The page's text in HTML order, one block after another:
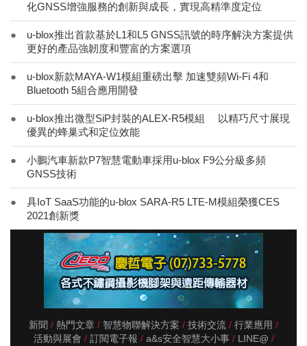
化GNSS增強服務的創新與成長，實現高精準度定位
●
u-blox推出首款基於L1和L5 GNSS訊號的時序解決方案提供
更好的產品強韌度和豐富的方案選項
●
u-blox新款MAYA-W1模組重磅出擊 加速雙頻Wi-Fi 4和
Bluetooth 5組合應用開發
●
u-blox推出微型SiP封裝的ALEX-R5模組 以精巧尺寸展現
優異的蜂巢式和定位效能
●
小鵬汽車新款P7智慧電動車採用u-blox F9公分級多頻
GNSS技術
●
具IoT SaaS功能的u-blox SARA-R5 LTE-M模組榮獲CES
2021創新獎
新聞 熱門文章 智慧物聯解決方案 技術交流
行業應用
活動與展會
訂閱電子報 a&s安全智慧大小事 LINE@